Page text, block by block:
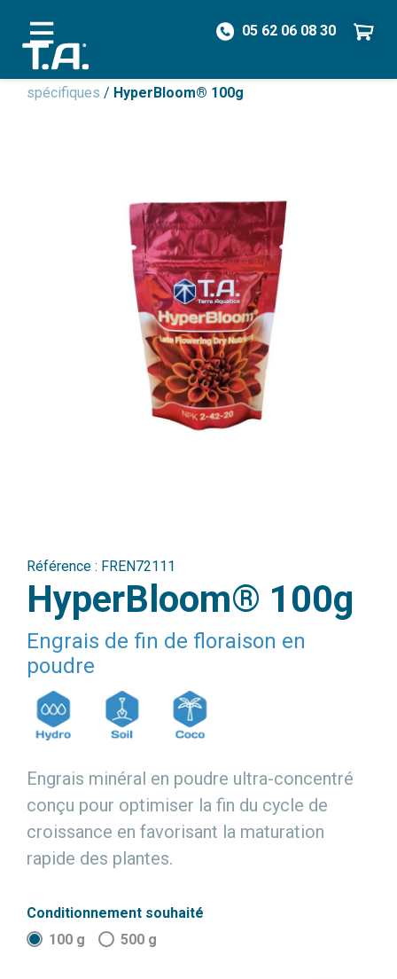
05 62 06 08 30
/ Engrais
spécifiques / HyperBloom® 100g
Référence : FREN72111
HyperBloom® 100g
Engrais de fin de floraison en
poudre
Engrais minéral en poudre ultra-concentré
conçu pour optimiser la fin du cycle de
croissance en favorisant la maturation
rapide des plantes.
Conditionnement souhaité
100 g
500 g